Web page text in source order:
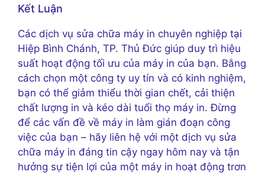
Kết Luận
Các dịch vụ sửa chữa máy in chuyên nghiệp tại
Hiệp Bình Chánh, TP. Thủ Đức giúp duy trì hiệu
suất hoạt động tối ưu của máy in của bạn. Bằng
cách chọn một công ty uy tín và có kinh nghiệm,
bạn có thể giảm thiểu thời gian chết, cải thiện
chất lượng in và kéo dài tuổi thọ máy in. Đừng
để các vấn đề về máy in làm gián đoạn công
việc của bạn – hãy liên hệ với một dịch vụ sửa
chữa máy in đáng tin cậy ngay hôm nay và tận
hưởng sự tiện lợi của một máy in hoạt động trơn